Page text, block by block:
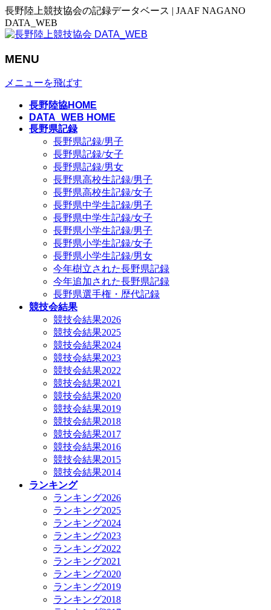
長野陸上競技協会の記録データベース | JAAF NAGANO
DATA_WEB
MENU
メニューを飛ばす
長野陸協HOME
DATA_WEB HOME
長野県記録
長野県記録/男子
長野県記録/女子
長野県記録/男女
長野県高校生記録/男子
長野県高校生記録/女子
長野県中学生記録/男子
長野県中学生記録/女子
長野県小学生記録/男子
長野県小学生記録/女子
長野県小学生記録/男女
今年樹立された長野県記録
今年追加された長野県記録
長野県選手権・歴代記録
競技会結果
競技会結果2026
競技会結果2025
競技会結果2024
競技会結果2023
競技会結果2022
競技会結果2021
競技会結果2020
競技会結果2019
競技会結果2018
競技会結果2017
競技会結果2016
競技会結果2015
競技会結果2014
ランキング
ランキング2026
ランキング2025
ランキング2024
ランキング2023
ランキング2022
ランキング2021
ランキング2020
ランキング2019
ランキング2018